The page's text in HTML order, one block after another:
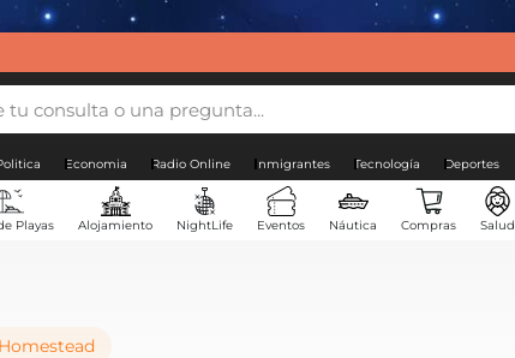
Economia Radio Online Inmigrantes Tecnología Deportes
Playas Alojamiento NightLife Eventos Náutica Compras Salud
Homestead